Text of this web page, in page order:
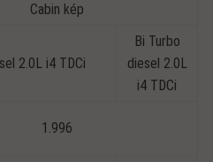
Cabin kép
2.0L i4 TDCi
Bi Turbo
diesel 2.0L
i4 TDCi
1.996